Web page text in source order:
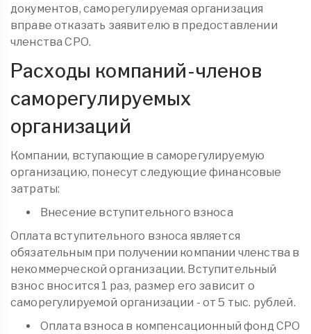
документов, саморегулируемая организация
вправе отказать заявителю в предоставлении
членства СРО.
Расходы компаний-членов
саморегулируемых
организаций
Компании, вступающие в саморегулируемую
организацию, понесут следующие финансовые
затраты:
Внесение вступительного взноса
Оплата вступительного взноса является
обязательным при получении компании членства в
некоммерческой организации. Вступительный
взнос вносится 1 раз, размер его зависит о
саморегулируемой организации - от 5 тыс. рублей.
Оплата взноса в компенсационный фонд СРО